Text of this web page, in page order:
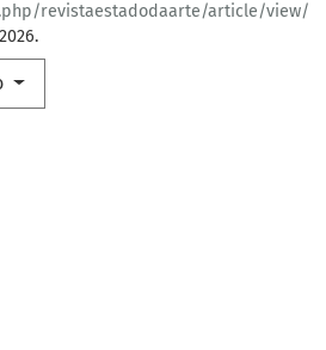
revistaestadodaarte/article/view/